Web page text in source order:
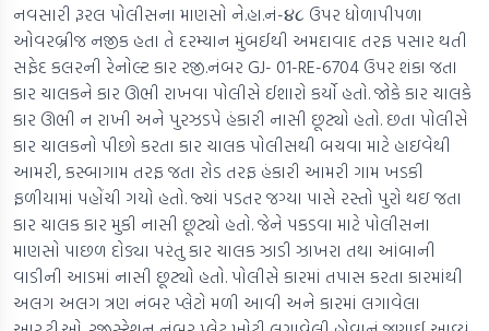
નવસારી રૂરલ પોલીસના માણસો ને.હા.નં-૪૮ ઉપર ધોળાપીપળા
ઓવરબ્રીજ નજીક હતા તે દરમ્યાન મુંબઈથી અમદાવાદ તરફ પસાર થતી
સફેદ કલરની રેનોલ્ટ કાર રજી.નંબર GJ- 01-RE-6704 ઉપર શંકા જતા
કાર ચાલકને કાર ઊભી રાખવા પોલીસે ઈશારો કર્યો હતો. જોકે કાર ચાલકે
કાર ઊભી ન રાખી અને પુરઝડપે હંકારી નાસી છૂટ્યો હતો. છતા પોલીસે
કાર ચાલકનો પીછો કરતા કાર ચાલક પોલીસથી બચવા માટે હાઇવેથી
આમરી, કસ્બાગામ તરફ જતા રોડ તરફ હંકારી આમરી ગામ ખડકી
ફળીયામાં પહોંચી ગયો હતો. જ્યાં પડતર જગ્યા પાસે રસ્તો પુરો થઇ જતા
કાર ચાલક કાર મુકી નાસી છૂટ્યો હતો. જેને પકડવા માટે પોલીસના
માણસો પાછળ દોડ્યા પરંતુ કાર ચાલક ઝાડી ઝાખરા તથા આંબાની
વાડીની આડમાં નાસી છૂટ્યો હતો. પોલીસે કારમાં તપાસ કરતા કારમાંથી
અલગ અલગ ત્રણ નંબર પ્લેટો મળી આવી અને કારમાં લગાવેલા